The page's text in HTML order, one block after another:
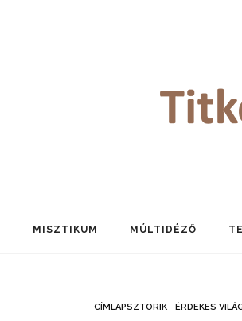
MISZTIKUM MÚLTIDÉZŐ
CÍMLAPSZTORIK ÉRDEKES